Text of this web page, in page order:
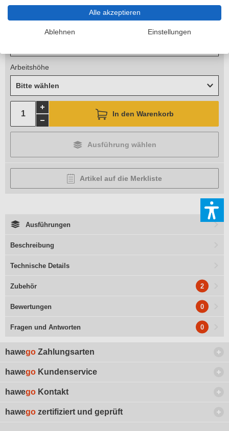
Bitte wählen
Arbeitshöhe
Bitte wählen
In den Warenkorb
Ausführung wählen
Artikel auf die Merkliste
Ausführungen
Beschreibung
Technische Details
Zubehör 2
Bewertungen 0
Fragen und Antworten 0
hawego Zahlungsarten
hawego Kundenservice
hawego Kontakt
hawego zertifiziert und geprüft
Alle akzeptieren
Ablehnen Einstellungen